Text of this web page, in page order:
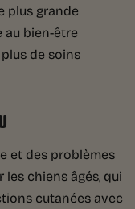
plus grande
au bien-être
de soins
et des problèmes
chiens âgés, qui
cutanées avec